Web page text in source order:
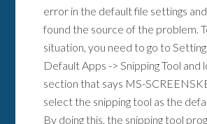
error in the default file settings
found the source of the problem.
situation, you need to go to
Default Apps -> Snipping Tool and
section that says MS-
select the snipping tool as the
By doing this, the snipping tool